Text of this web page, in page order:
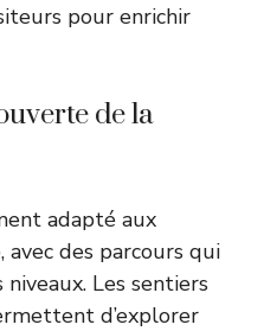
pour enrichir
de la
adapté aux
des parcours qui
Les sentiers
d’explorer